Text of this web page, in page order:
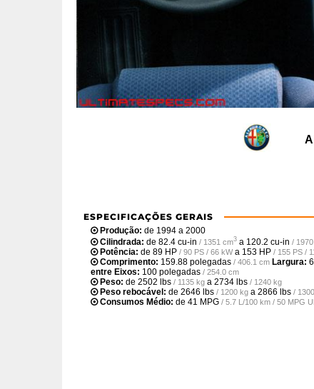
ESPECIFICAÇÕES GERAIS
Produção: de 1994 a 2000
Cilindrada: de 82.4 cu-in / 1351 cm3 a 120.2 cu-in /
Potência: de 89 HP / 90 PS / 66 kWa 153 HP / 155 PS /
Comprimento: 159.88 polegadas / 406.1 cm Largura:
entre Eixos: 100 polegadas / 254.0 cm
Peso: de 2502 lbs / 1135 kg a 2734 lbs / 1240 kg
Peso rebocável: de 2646 lbs / 1200 kg a 2866 lbs /
Consumos Médio: de 41 MPG / 5.7 L/100 km / 50 MPG